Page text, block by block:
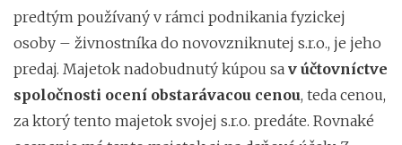
predtým používaný v rámci podnikania fyzickej
osoby – živnostníka do novovzniknutej s.r.o., je jeho
predaj. Majetok nadobudnutý kúpou sa v účtovníctve
spoločnosti ocení obstarávacou cenou, teda cenou,
za ktorý tento majetok svojej s.r.o. predáte. Rovnaké